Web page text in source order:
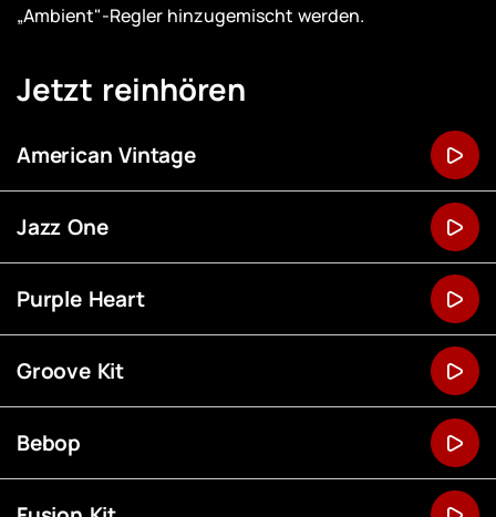
„Ambient"-Regler hinzugemischt werden.
Jetzt reinhören
American Vintage
Jazz One
Purple Heart
Groove Kit
Bebop